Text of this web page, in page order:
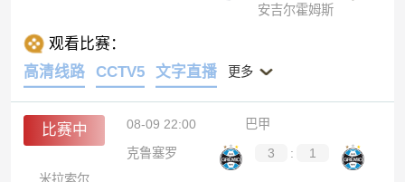
安吉尔霍姆斯
观看比赛：
高清线路
CCTV5 文字直播 更多
比赛中 08-09 22:00
巴甲
克鲁塞罗
3 :
1
米拉索尔